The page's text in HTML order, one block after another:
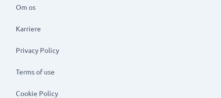
Om os
Karriere
Privacy Policy
Terms of use
Cookie Policy